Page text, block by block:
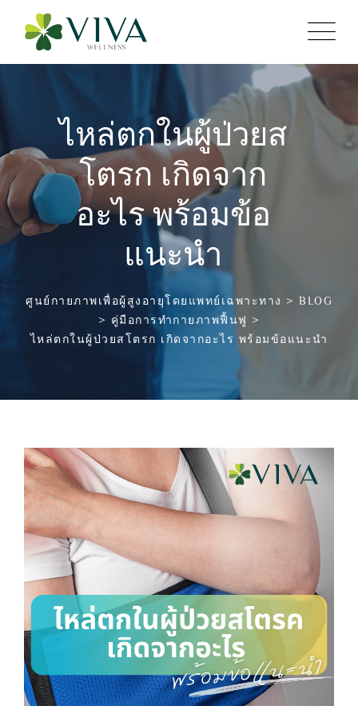
ไหล่ตกในผู้ป่วยส
โตรก เกิดจาก
อะไร พร้อมข้อ
แนะนำ
ศูนย์กายภาพเพื่อผู้สูงอายุโดยแพทย์เฉพาะทาง > BLOG
> คู่มือการทำกายภาพฟื้นฟู >
ไหล่ตกในผู้ป่วยสโตรก เกิดจากอะไร พร้อมข้อแนะนำ